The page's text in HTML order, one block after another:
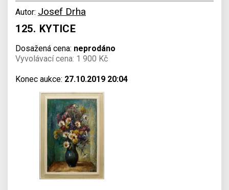
Autor: Josef Drha
125. KYTICE
Dosažená cena: neprodáno
Vyvolávací cena: 1 900 Kč
Konec aukce: 27.10.2019 20:04